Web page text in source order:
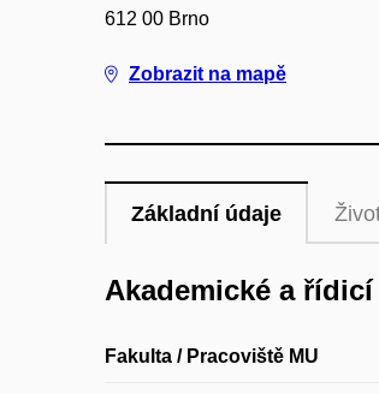
612 00 Brno
Zobrazit na mapě
Základní údaje
Akademické a
Fakulta / Pracoviště MU